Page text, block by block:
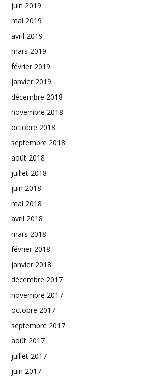
juin 2019
mai 2019
avril 2019
mars 2019
février 2019
janvier 2019
décembre 2018
novembre 2018
octobre 2018
septembre 2018
août 2018
juillet 2018
juin 2018
mai 2018
avril 2018
mars 2018
février 2018
janvier 2018
décembre 2017
novembre 2017
octobre 2017
septembre 2017
août 2017
juillet 2017
juin 2017